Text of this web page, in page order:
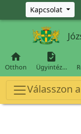
Ugrás a fő tartalomra
Kapcsolat

Otthon

Ügyintéz…
Válasszon